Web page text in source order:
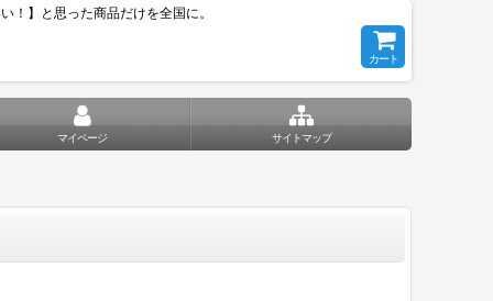
！】と思った商品だけを全国に。
カート
マイページ サイトマップ